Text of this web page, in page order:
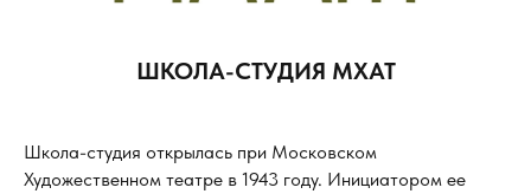
ШКОЛА-СТУДИЯ МХАТ
Школа-студия открылась при Московском
Художественном театре в 1943 году. Инициатором ее